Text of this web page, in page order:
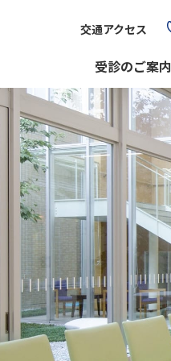
交通アクセス
受診のご案内